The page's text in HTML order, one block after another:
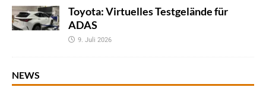
Toyota: Virtuelles Testgelände für
ADAS
9. Juli 2026
NEWS